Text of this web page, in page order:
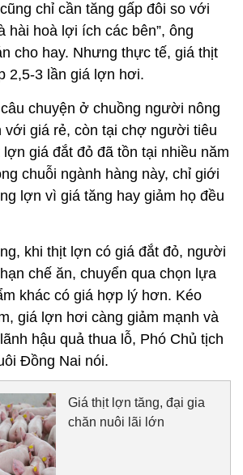
chỉ cần tăng gấp đôi so với
hài hoà lợi ích các bên”, ông
cho hay. Nhưng thực tế, giá thịt
2,5-3 lần giá lợn hơi.
chuyện ở chuồng người nông
với giá rẻ, còn tại chợ người tiêu
giá đắt đỏ đã tồn tại nhiều năm
chuỗi ngành hàng này, chỉ giới
lợn vì giá tăng hay giảm họ đều
khi thịt lợn có giá đắt đỏ, người
chế ăn, chuyển qua chọn lựa
khác có giá hợp lý hơn. Kéo
giá lợn hơi càng giảm mạnh và
hậu quả thua lỗ, Phó Chủ tịch
Đồng Nai nói.
Giá thịt lợn tăng, đại gia
chăn nuôi lãi lớn